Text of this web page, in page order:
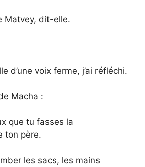
Matvey, dit-elle.
d’une voix ferme, j’ai réfléchi.
Macha :
que tu fasses la
ton père.
les sacs, les mains